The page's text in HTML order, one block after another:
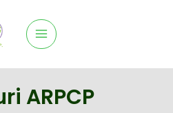
Main
Menu
ARPCP